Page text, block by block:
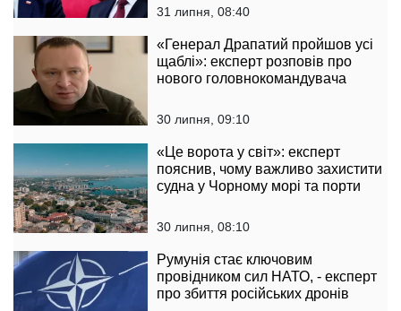
31 липня, 08:40
«Генерал Драпатий пройшов усі
щаблі»: експерт розповів про
нового головнокомандувача
30 липня, 09:10
«Це ворота у світ»: експерт
пояснив, чому важливо захистити
судна у Чорному морі та порти
30 липня, 08:10
Румунія стає ключовим
провідником сил НАТО, - експерт
про збиття російських дронів